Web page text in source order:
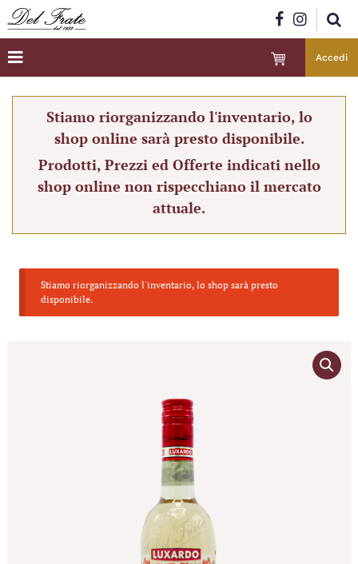
Accedi
Stiamo riorganizzando l'inventario, lo
shop online sarà presto disponibile.
Prodotti, Prezzi ed Offerte indicati nello
shop online non rispecchiano il mercato
attuale.
Stiamo riorganizzando l'inventario, lo shop sarà presto
disponibile.